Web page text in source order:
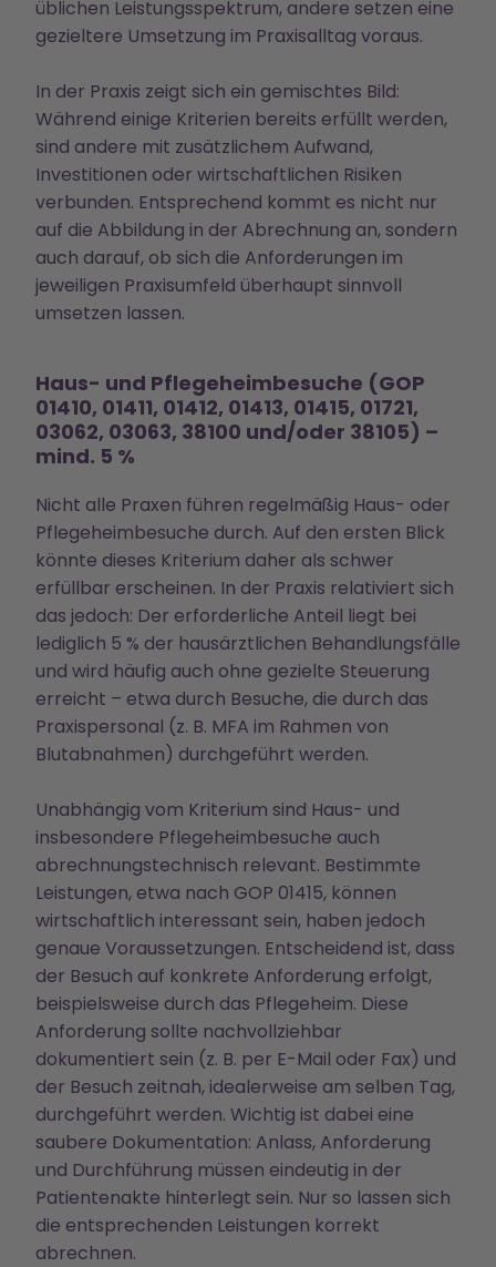
üblichen Leistungsspektrum, andere setzen eine
gezieltere Umsetzung im Praxisalltag voraus.
In der Praxis zeigt sich ein gemischtes Bild:
Während einige Kriterien bereits erfüllt werden,
sind andere mit zusätzlichem Aufwand,
Investitionen oder wirtschaftlichen Risiken
verbunden. Entsprechend kommt es nicht nur
auf die Abbildung in der Abrechnung an, sondern
auch darauf, ob sich die Anforderungen im
jeweiligen Praxisumfeld überhaupt sinnvoll
umsetzen lassen.
Haus- und Pflegeheimbesuche (GOP
01410, 01411, 01412, 01413, 01415, 01721,
03062, 03063, 38100 und/oder 38105) –
mind. 5 %
Nicht alle Praxen führen regelmäßig Haus- oder
Pflegeheimbesuche durch. Auf den ersten Blick
könnte dieses Kriterium daher als schwer
erfüllbar erscheinen. In der Praxis relativiert sich
das jedoch: Der erforderliche Anteil liegt bei
lediglich 5 % der hausärztlichen Behandlungsfälle
und wird häufig auch ohne gezielte Steuerung
erreicht – etwa durch Besuche, die durch das
Praxispersonal (z. B. MFA im Rahmen von
Blutabnahmen) durchgeführt werden.
Unabhängig vom Kriterium sind Haus- und
insbesondere Pflegeheimbesuche auch
abrechnungstechnisch relevant. Bestimmte
Leistungen, etwa nach GOP 01415, können
wirtschaftlich interessant sein, haben jedoch
genaue Voraussetzungen. Entscheidend ist, dass
der Besuch auf konkrete Anforderung erfolgt,
beispielsweise durch das Pflegeheim. Diese
Anforderung sollte nachvollziehbar
dokumentiert sein (z. B. per E-Mail oder Fax) und
der Besuch zeitnah, idealerweise am selben Tag,
durchgeführt werden. Wichtig ist dabei eine
saubere Dokumentation: Anlass, Anforderung
und Durchführung müssen eindeutig in der
Patientenakte hinterlegt sein. Nur so lassen sich
die entsprechenden Leistungen korrekt
abrechnen.